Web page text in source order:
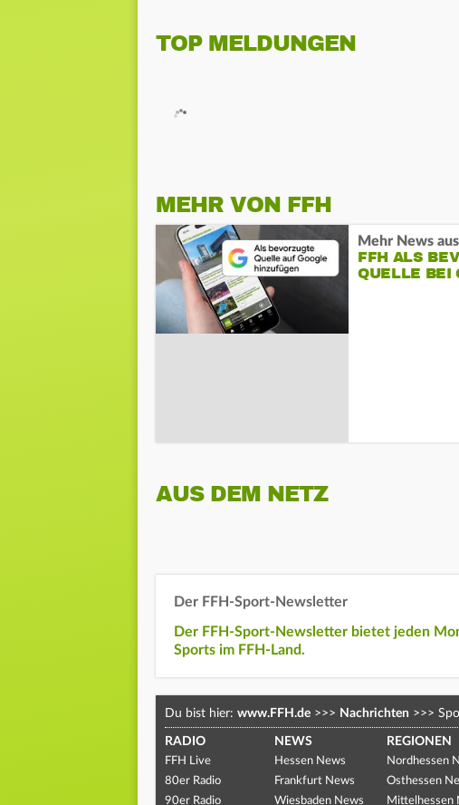
TOP MELDUNGEN
MEHR VON FFH
Mehr News
FFH ALS
QUELLE BEI
AUS DEM NETZ
Der FFH-Sport-Newsletter
Der FFH-Sport-Newsletter bietet jeden
Sports im FFH-Land.
Du bist hier: www.FFH.de >>> Nachrichten >>>
RADIO
FFH Live
80er Radio
90er Radio
NEWS
Hessen News
Frankfurt News
Wiesbaden News
REGIONEN
Nordhessen
Osthessen
Mittelhessen